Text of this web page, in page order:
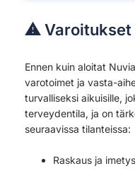
⚠ Varoitukset
Ennen kuin aloitat
varotoimet ja vasta-
turvalliseksi aikuisille,
terveydentila, ja on
seuraavissa tilanteissa:
Raskaus ja